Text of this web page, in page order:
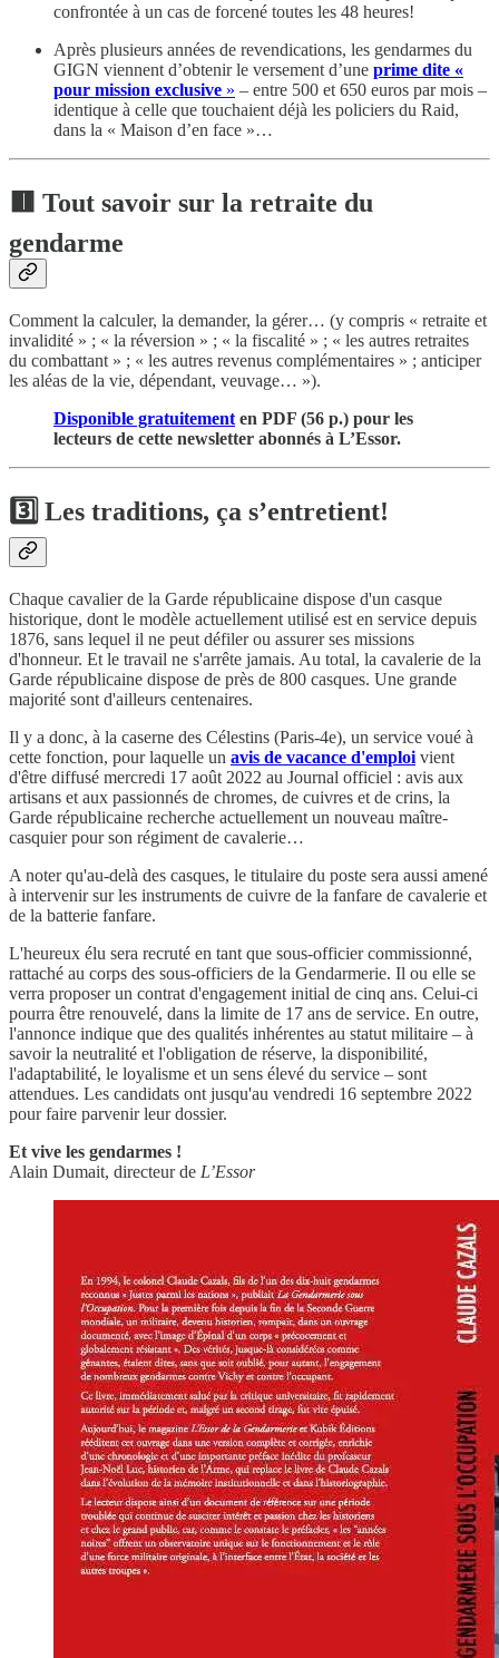
confrontée à un cas de forcené toutes les 48 heures!
Après plusieurs années de revendications, les gendarmes du
GIGN viennent d’obtenir le versement d’une prime dite «
pour mission exclusive » – entre 500 et 650 euros par mois –
identique à celle que touchaient déjà les policiers du Raid,
dans la « Maison d’en face »…
🟥 Tout savoir sur la retraite du
gendarme
Comment la calculer, la demander, la gérer… (y compris « retraite et
invalidité » ; « la réversion » ; « la fiscalité » ; « les autres retraites
du combattant » ; « les autres revenus complémentaires » ; anticiper
les aléas de la vie, dépendant, veuvage… »).
Disponible gratuitement en PDF (56 p.) pour les
lecteurs de cette newsletter abonnés à L’Essor.
3️⃣ Les traditions, ça s’entretient!
Chaque cavalier de la Garde républicaine dispose d'un casque
historique, dont le modèle actuellement utilisé est en service depuis
1876, sans lequel il ne peut défiler ou assurer ses missions
d'honneur. Et le travail ne s'arrête jamais. Au total, la cavalerie de la
Garde républicaine dispose de près de 800 casques. Une grande
majorité sont d'ailleurs centenaires.
Il y a donc, à la caserne des Célestins (Paris-4e), un service voué à
cette fonction, pour laquelle un avis de vacance d'emploi vient
d'être diffusé mercredi 17 août 2022 au Journal officiel : avis aux
artisans et aux passionnés de chromes, de cuivres et de crins, la
Garde républicaine recherche actuellement un nouveau maître-
casquier pour son régiment de cavalerie…
A noter qu'au-delà des casques, le titulaire du poste sera aussi amené
à intervenir sur les instruments de cuivre de la fanfare de cavalerie et
de la batterie fanfare.
L'heureux élu sera recruté en tant que sous-officier commissionné,
rattaché au corps des sous-officiers de la Gendarmerie. Il ou elle se
verra proposer un contrat d'engagement initial de cinq ans. Celui-ci
pourra être renouvelé, dans la limite de 17 ans de service. En outre,
l'annonce indique que des qualités inhérentes au statut militaire – à
savoir la neutralité et l'obligation de réserve, la disponibilité,
l'adaptabilité, le loyalisme et un sens élevé du service – sont
attendues. Les candidats ont jusqu'au vendredi 16 septembre 2022
pour faire parvenir leur dossier.
Et vive les gendarmes !
Alain Dumait, directeur de L’Essor